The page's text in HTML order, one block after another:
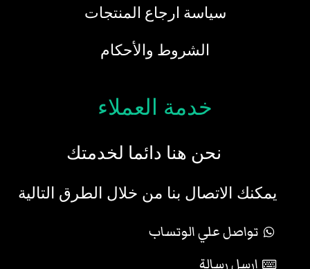
سياسة ارجاع المنتجات
الشروط والأحكام
خدمة العملاء
نحن هنا دائما لخدمتك
يمكنك الاتصال بنا من خلال الطرق التالية
تواصل علي الوتساب
ارسل رسالة